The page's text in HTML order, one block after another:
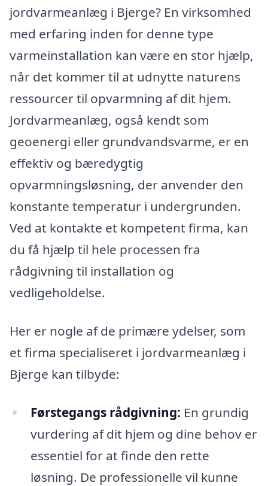
jordvarmeanlæg i Bjerge? En virksomhed
med erfaring inden for denne type
varmeinstallation kan være en stor hjælp,
når det kommer til at udnytte naturens
ressourcer til opvarmning af dit hjem.
Jordvarmeanlæg, også kendt som
geoenergi eller grundvandsvarme, er en
effektiv og bæredygtig
opvarmningsløsning, der anvender den
konstante temperatur i undergrunden.
Ved at kontakte et kompetent firma, kan
du få hjælp til hele processen fra
rådgivning til installation og
vedligeholdelse.
Her er nogle af de primære ydelser, som
et firma specialiseret i jordvarmeanlæg i
Bjerge kan tilbyde:
Førstegangs rådgivning: En grundig
vurdering af dit hjem og dine behov er
essentiel for at finde den rette
løsning. De professionelle vil kunne